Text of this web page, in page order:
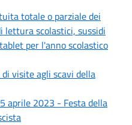
totale o parziale dei
lettura scolastici, sussidi
per l'anno scolastico
visite agli scavi della
aprile 2023 - Festa della